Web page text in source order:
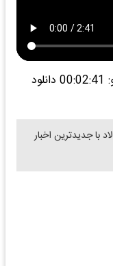
دانلود
جدیدترین اخبار